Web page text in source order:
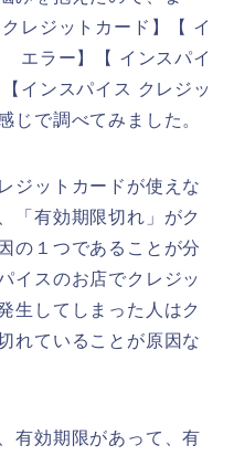
レジットカード】【 イ
エラー】【 インスパイ
インスパイス クレジッ
じで調べてみました。
ジットカードが使えな
「有効期限切れ」がク
の１つであることが分
イスのお店でクレジッ
生してしまった人はク
れていることが原因な
有効期限があって、有